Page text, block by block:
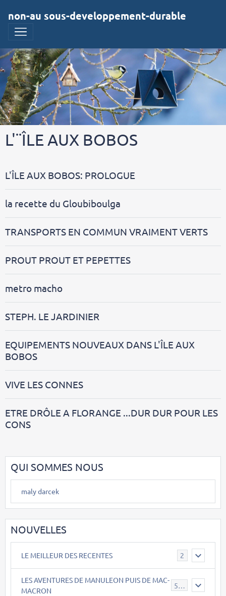
non-au sous-developpement-durable
L'¨ÎLE AUX BOBOS
L'ÎLE AUX BOBOS: PROLOGUE
la recette du Gloubiboulga
TRANSPORTS EN COMMUN VRAIMENT VERTS
PROUT PROUT ET PEPETTES
metro macho
STEPH. LE JARDINIER
EQUIPEMENTS NOUVEAUX DANS L'ÎLE AUX
BOBOS
VIVE LES CONNES
ETRE DRÔLE A FLORANGE ...DUR DUR POUR LES
CONS
QUI SOMMES NOUS
maly darcek
NOUVELLES
LE MEILLEUR DES RECENTES 2
LES AVENTURES DE MANULEON PUIS DE MAC-
MACRON
543